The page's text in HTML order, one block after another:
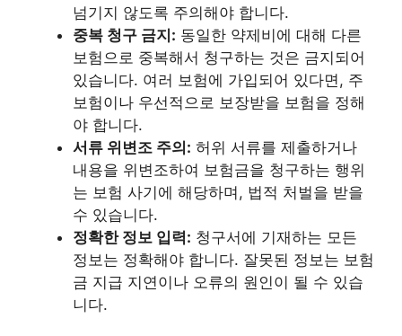
넘기지 않도록 주의해야 합니다.
중복 청구 금지: 동일한 약제비에 대해 다른
보험으로 중복해서 청구하는 것은 금지되어
있습니다. 여러 보험에 가입되어 있다면, 주
보험이나 우선적으로 보장받을 보험을 정해
야 합니다.
서류 위변조 주의: 허위 서류를 제출하거나
내용을 위변조하여 보험금을 청구하는 행위
는 보험 사기에 해당하며, 법적 처벌을 받을
수 있습니다.
정확한 정보 입력: 청구서에 기재하는 모든
정보는 정확해야 합니다. 잘못된 정보는 보험
금 지급 지연이나 오류의 원인이 될 수 있습
니다.